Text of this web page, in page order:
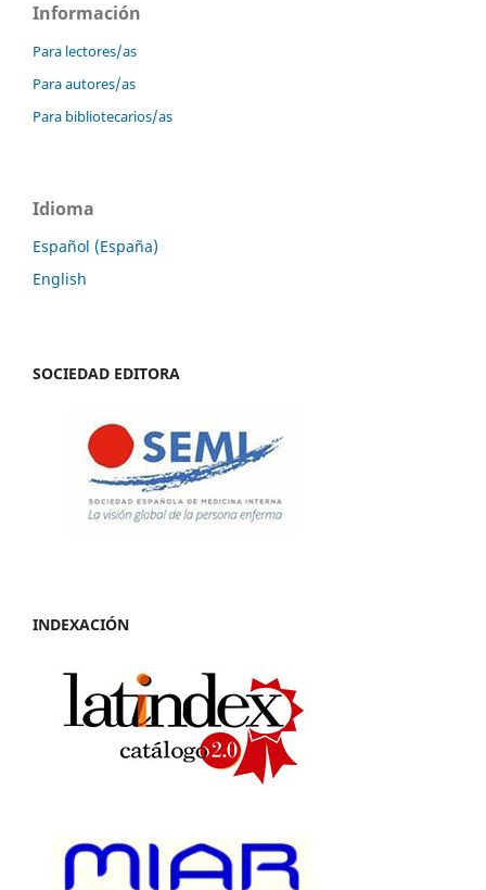
Información
Para lectores/as
Para autores/as
Para bibliotecarios/as
Idioma
Español (España)
English
SOCIEDAD EDITORA
INDEXACIÓN